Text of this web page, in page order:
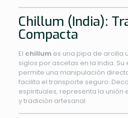
Chillum (India):
Compacta
El chillumes una pipa de arcilla
siglos por ascetas en la India.
permite una manipulación
facilita el transporte seguro.
espirituales, representa la unión
y tradición artesanal.